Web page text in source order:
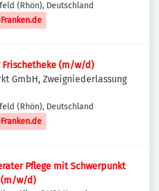
(Rhön), Deutschland
Frischetheke (m/w/d)
GmbH, Zweigniederlassung
(Rhön), Deutschland
Pflege mit Schwerpunkt
(m/w/d)